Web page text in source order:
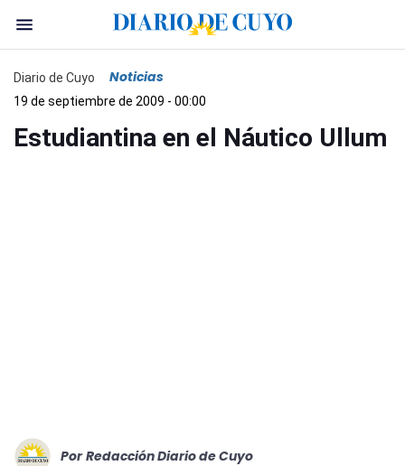
Diario de Cuyo Noticias
19 de septiembre de 2009 - 00:00
Estudiantina en el Náutico Ullum
Por Redacción Diario de Cuyo